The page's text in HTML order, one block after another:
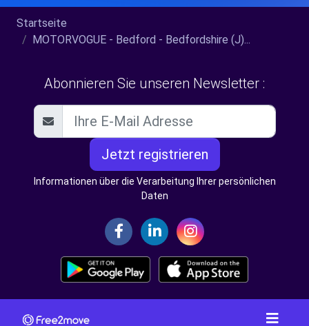
Startseite
MOTORVOGUE - Bedford - Bedfordshire (J)...
Abonnieren Sie unseren Newsletter :
Jetzt registrieren
Informationen über die Verarbeitung Ihrer persönlichen
Daten